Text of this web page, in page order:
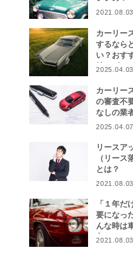
2021.08.03
カーリー
するなら
い？おす
社をピッ
2025.04.03
カーリー
の審査不
なしの業
2025.04.07
リースア
（リース
とは？
2021.08.03
「１年だ
要になっ
んな時は
入？カー
2021.08.03